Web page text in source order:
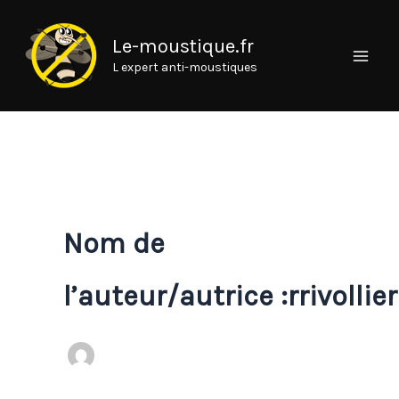
contenu
Le-moustique.fr
L expert anti-moustiques
Nom de
l’auteur/autrice :rrivollier